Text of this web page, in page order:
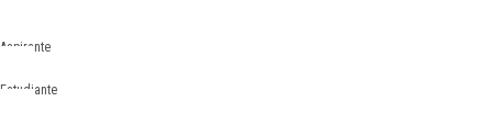
Aspirante
Estudiante